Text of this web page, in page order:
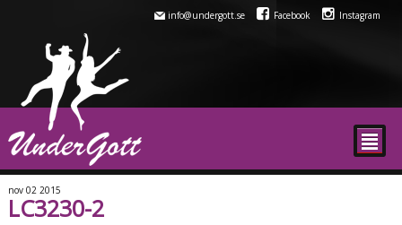
info@undergott.se Facebook Instagram
²
nov 02 2015
LC3230-2